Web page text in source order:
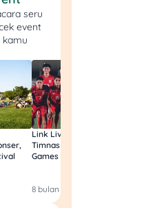
ini, kamu
negosiasi
juga
untuk
skema
lebih
seru
event
kamu
Link Live Streaming
Timnas vs Filipina SEA
Games Malam Ini, Gratis!
8 bulan yang lalu